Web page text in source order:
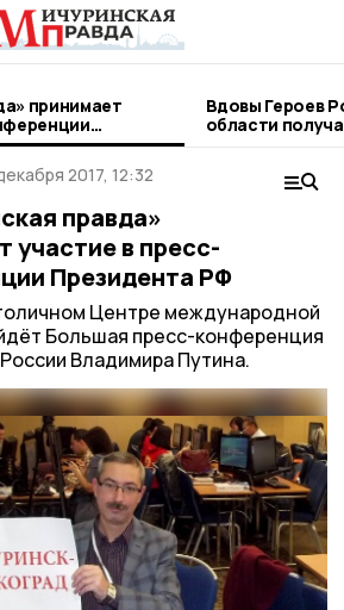
принимает
Вдовы Героев
области
миллионов
2017, 12:32
правда»
участие в пресс-
Президента РФ
Центре международной
Большая пресс-конференция
Владимира Путина.